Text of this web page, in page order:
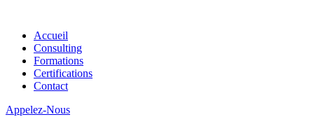
Accueil
Consulting
Formations
Certifications
Contact
Appelez-Nous